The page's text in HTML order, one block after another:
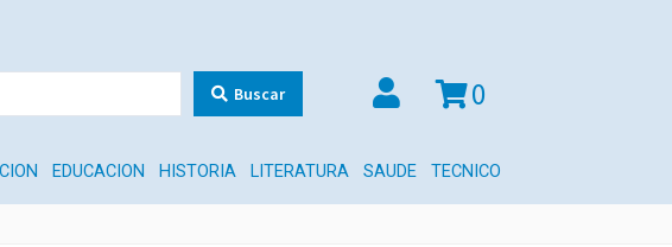
Buscar 0
EDUCACION HISTORIA LITERATURA SAUDE TECNICO